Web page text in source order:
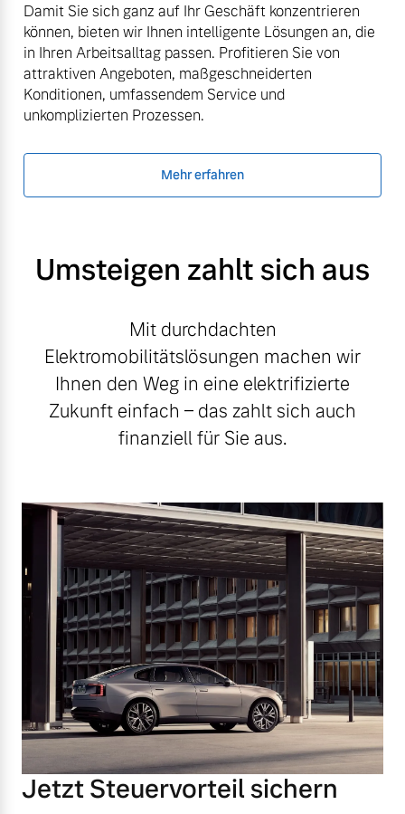
Damit Sie sich ganz auf Ihr Geschäft konzentrieren
können, bieten wir Ihnen intelligente Lösungen an, die
in Ihren Arbeitsalltag passen. Profitieren Sie von
attraktiven Angeboten, maßgeschneiderten
Konditionen, umfassendem Service und
unkomplizierten Prozessen.
Mehr erfahren
Umsteigen zahlt sich aus
Mit durchdachten
Elektromobilitätslösungen machen wir
Ihnen den Weg in eine elektrifizierte
Zukunft einfach – das zahlt sich auch
finanziell für Sie aus.
Jetzt Steuervorteil sichern